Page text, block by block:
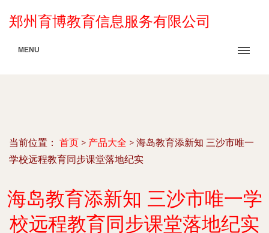
郑州育博教育信息服务有限公司
MENU
当前位置： 首页 > 产品大全 > 海岛教育添新知 三沙市唯一
学校远程教育同步课堂落地纪实
海岛教育添新知 三沙市唯一学
校远程教育同步课堂落地纪实